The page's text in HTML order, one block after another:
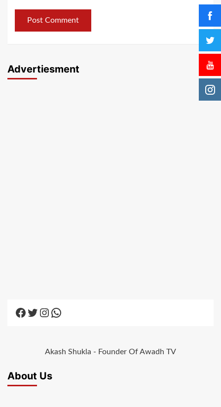
Advertiesment
Facebook
Twitter
Instagram
WhatsApp
Akash Shukla - Founder Of Awadh TV
About Us